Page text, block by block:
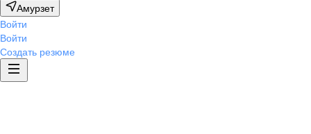
Амурзет
Войти
Войти
Создать резюме